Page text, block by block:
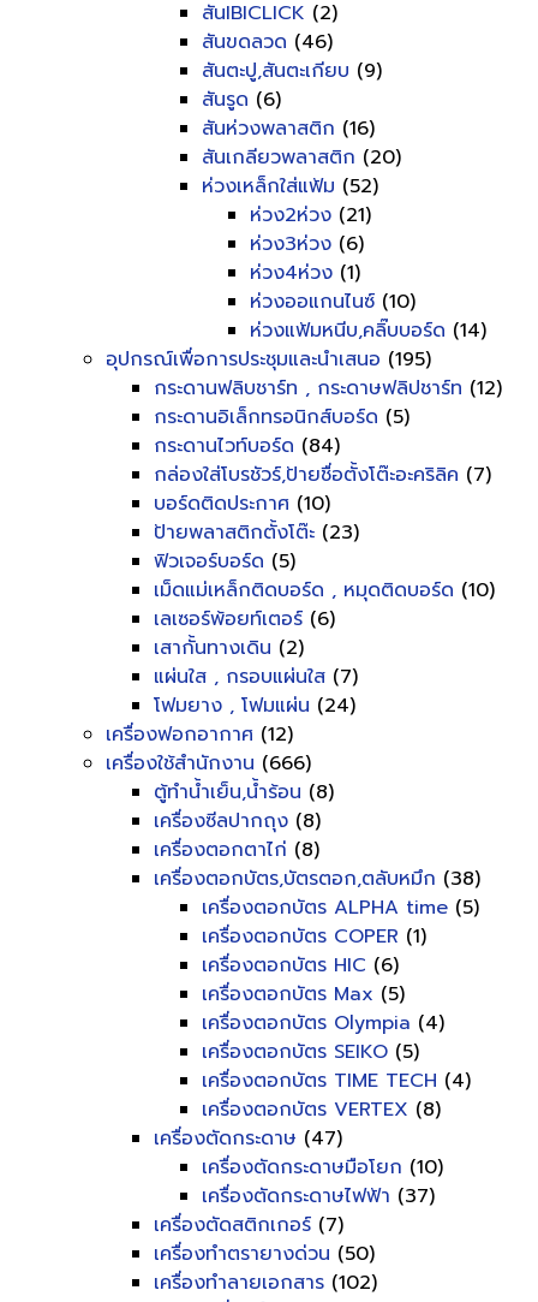
สันIBICLICK (2)
สันขดลวด (46)
สันตะปู,สันตะเกียบ (9)
สันรูด (6)
สันห่วงพลาสติก (16)
สันเกลียวพลาสติก (20)
ห่วงเหล็กใส่แฟ้ม (52)
ห่วง2ห่วง (21)
ห่วง3ห่วง (6)
ห่วง4ห่วง (1)
ห่วงออแกนไนซ์ (10)
ห่วงแฟ้มหนีบ,คลิ๊บบอร์ด (14)
อุปกรณ์เพื่อการประชุมและนำเสนอ (195)
กระดานฟลิบชาร์ท , กระดาษฟลิปชาร์ท (12)
กระดานอิเล็กทรอนิกส์บอร์ด (5)
กระดานไวท์บอร์ด (84)
กล่องใส่โบรชัวร์,ป้ายชื่อตั้งโต๊ะอะคริลิค (7)
บอร์ดติดประกาศ (10)
ป้ายพลาสติกตั้งโต๊ะ (23)
ฟิวเจอร์บอร์ด (5)
เม็ดแม่เหล็กติดบอร์ด , หมุดติดบอร์ด (10)
เลเซอร์พ้อยท์เตอร์ (6)
เสากั้นทางเดิน (2)
แผ่นใส , กรอบแผ่นใส (7)
โฟมยาง , โฟมแผ่น (24)
เครื่องฟอกอากาศ (12)
เครื่องใช้สำนักงาน (666)
ตู้ทำน้ำเย็น,น้ำร้อน (8)
เครื่องซีลปากถุง (8)
เครื่องตอกตาไก่ (8)
เครื่องตอกบัตร,บัตรตอก,ตลับหมึก (38)
เครื่องตอกบัตร ALPHA time (5)
เครื่องตอกบัตร COPER (1)
เครื่องตอกบัตร HIC (6)
เครื่องตอกบัตร Max (5)
เครื่องตอกบัตร Olympia (4)
เครื่องตอกบัตร SEIKO (5)
เครื่องตอกบัตร TIME TECH (4)
เครื่องตอกบัตร VERTEX (8)
เครื่องตัดกระดาษ (47)
เครื่องตัดกระดาษมือโยก (10)
เครื่องตัดกระดาษไฟฟ้า (37)
เครื่องตัดสติกเกอร์ (7)
เครื่องทำตรายางด่วน (50)
เครื่องทำลายเอกสาร (102)